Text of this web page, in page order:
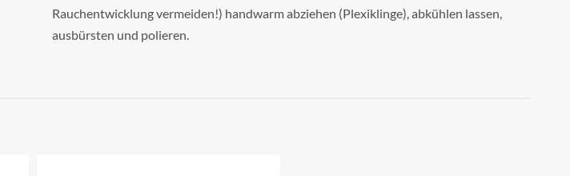
Rauchentwicklung vermeiden!) handwarm abziehen (Plexiklinge), abkühlen lassen,
ausbürsten und polieren.